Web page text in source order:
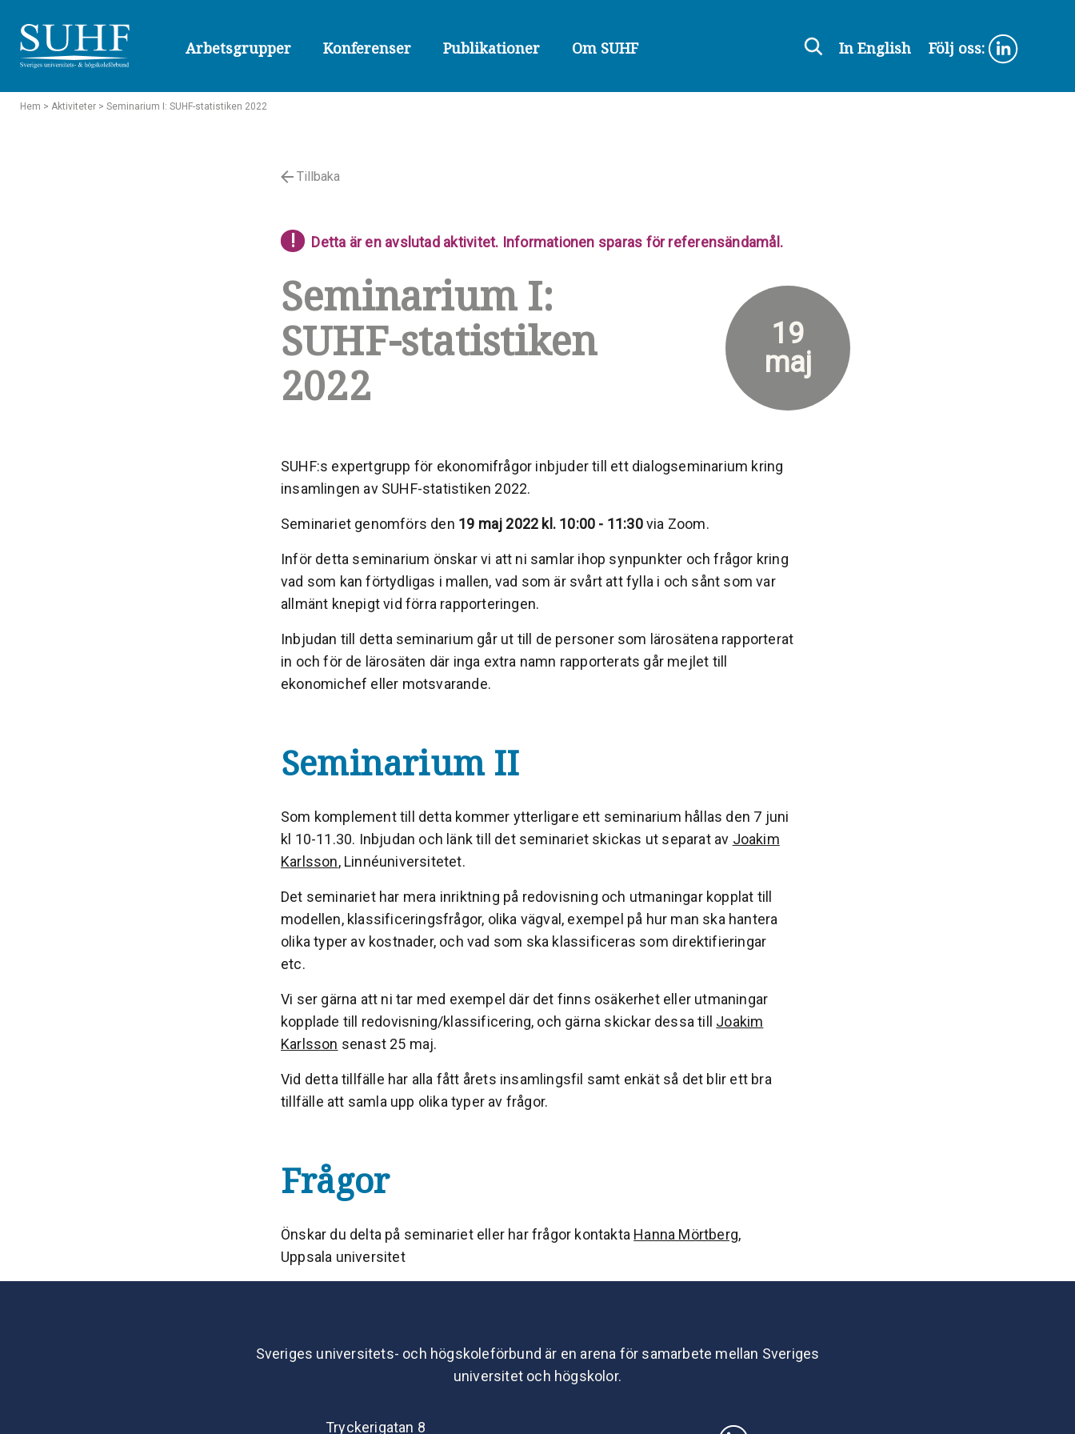
Arbetsgrupper Konferenser Publikationer Om SUHF In English Följ oss:
Hem > Aktiviteter > Seminarium I: SUHF-statistiken 2022
Tillbaka
! Detta är en avslutad aktivitet. Informationen sparas för referensändamål.
Seminarium I:
SUHF-statistiken
2022
19
maj
SUHF:s expertgrupp för ekonomifrågor inbjuder till ett dialogseminarium kring
insamlingen av SUHF-statistiken 2022.
Seminariet genomförs den 19 maj 2022 kl. 10:00 - 11:30via Zoom.
Inför detta seminarium önskar vi att ni samlar ihop synpunkter och frågor kring
vad som kan förtydligas i mallen, vad som är svårt att fylla i och sånt som var
allmänt knepigt vid förra rapporteringen.
Inbjudan till detta seminarium går ut till de personer som lärosätena rapporterat
in och för de lärosäten där inga extra namn rapporterats går mejlet till
ekonomichef eller motsvarande.
Seminarium II
Som komplement till detta kommer ytterligare ett seminarium hållas den 7 juni
kl 10-11.30. Inbjudan och länk till det seminariet skickas ut separat av Joakim
Karlsson, Linnéuniversitetet.
Det seminariet har mera inriktning på redovisning och utmaningar kopplat till
modellen, klassificeringsfrågor, olika vägval, exempel på hur man ska hantera
olika typer av kostnader, och vad som ska klassificeras som direktifieringar
etc.
Vi ser gärna att ni tar med exempel där det finns osäkerhet eller utmaningar
kopplade till redovisning/klassificering, och gärna skickar dessa till Joakim
Karlsson senast 25 maj.
Vid detta tillfälle har alla fått årets insamlingsfil samt enkät så det blir ett bra
tillfälle att samla upp olika typer av frågor.
Frågor
Önskar du delta på seminariet eller har frågor kontakta Hanna Mörtberg,
Uppsala universitet
Sveriges universitets- och högskoleförbund är en arena för samarbete mellan Sveriges
universitet och högskolor.
Tryckerigatan 8